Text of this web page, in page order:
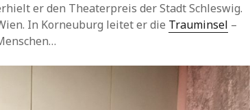
er den Theaterpreis der Stadt Schleswig.
In Korneuburg leitet er die Trauminsel –